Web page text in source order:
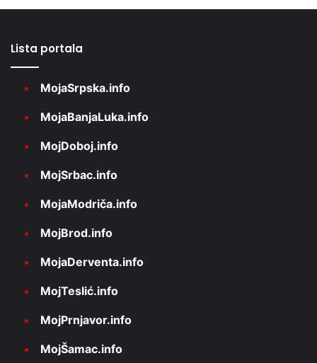
Lista portala
MojaSrpska.info
MojaBanjaLuka.info
MojDoboj.info
MojSrbac.info
MojaModriča.info
MojBrod.info
MojaDerventa.info
MojTeslić.info
MojPrnjavor.info
MojŠamac.info